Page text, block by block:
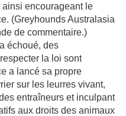
encourageant le
(Greyhounds Australasia
de commentaire.)
échoué, des
la loi sont
a lancé sa propre
sur les leurres vivant,
entraîneurs et inculpant
aux droits des animaux